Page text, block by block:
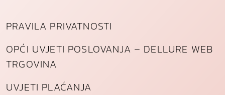
PRAVILA PRIVATNOSTI
OPĆI UVJETI POSLOVANJA – DELLURE WEB
TRGOVINA
UVJETI PLAĆANJA